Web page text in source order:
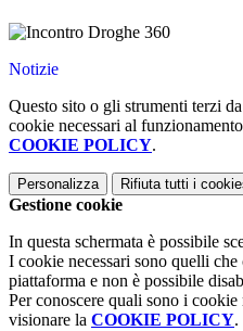
Notizie
Questo sito o gli strumenti terzi
cookie necessari al
COOKIE POLICY.
Personalizza Rifiuta tutti i
Gestione cookie
In questa schermata è possibile
I cookie necessari sono quelli
piattaforma e non è possibile
Per conoscere quali sono i
visionare la COOKIE POLICY.